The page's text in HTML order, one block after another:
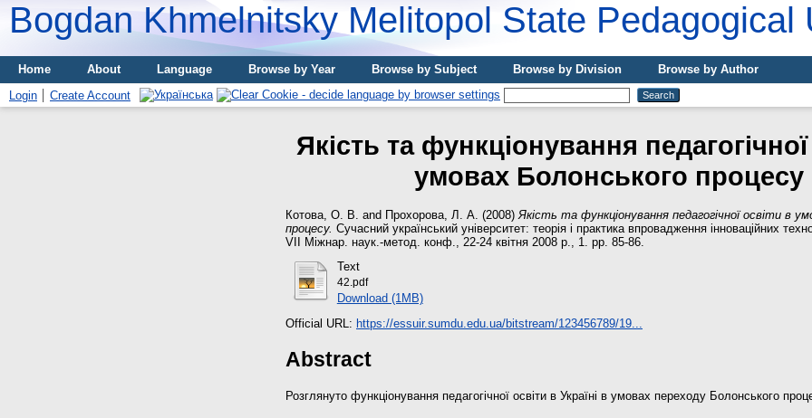
Bogdan Khmelnitsky Melitopol State Pedagogical
Home About Language Browse by Year Browse by Subject Browse by Division
Browse by Author
Login
Create Account
Якість та функціонування
умовах Болонського процесу
Котова, О. В. and Прохорова, Л. А. (2008) Якість та функціонування педагогічної освіти в
процесу. Сучасний український університет: теорія і практика впровадження інноваційних
VII Міжнар. наук.-метод. конф., 22-24 квітня 2008 р., 1. pp. 85-86.
Text
42.pdf
Download (1MB)
Official URL: https://essuir.sumdu.edu.ua/bitstream/123456789/19...
Abstract
Розглянуто функціонування педагогічної освіти в Україні в умовах переходу Болонського